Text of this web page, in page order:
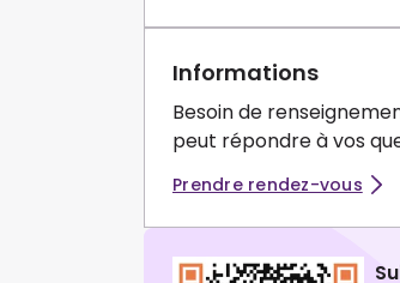
Informations
Besoin de
peut répondre à vos
Prendre rendez-vous